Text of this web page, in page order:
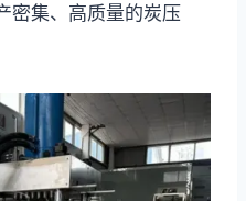
密集、高质量的炭压